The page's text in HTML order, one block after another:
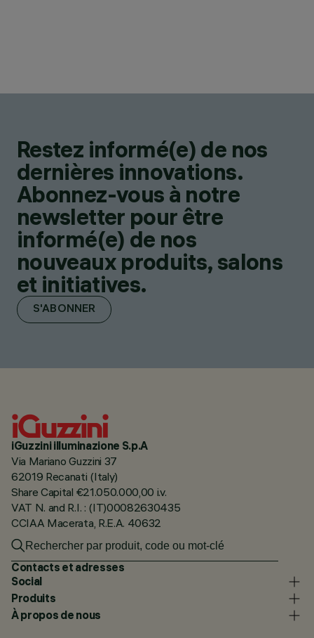
Restez informé(e) de nos
dernières innovations.
Abonnez-vous à notre
newsletter pour être
informé(e) de nos
nouveaux produits, salons
et initiatives.
S'ABONNER
iGuzzini illuminazione S.p.A
Via Mariano Guzzini 37
62019 Recanati (Italy)
Share Capital €21.050.000,00 i.v.
VAT N. and R.I. : (IT)00082630435
CCIAA Macerata, R.E.A. 40632
Contacts et adresses
Social
Produits
À propos de nous